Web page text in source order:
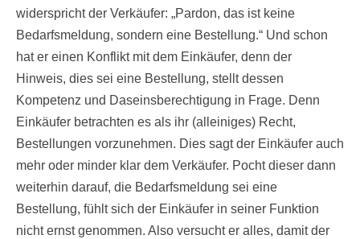
widerspricht der Verkäufer: „Pardon, das ist keine
Bedarfsmeldung, sondern eine Bestellung.“ Und schon
hat er einen Konflikt mit dem Einkäufer, denn der
Hinweis, dies sei eine Bestellung, stellt dessen
Kompetenz und Daseinsberechtigung in Frage. Denn
Einkäufer betrachten es als ihr (alleiniges) Recht,
Bestellungen vorzunehmen. Dies sagt der Einkäufer auch
mehr oder minder klar dem Verkäufer. Pocht dieser dann
weiterhin darauf, die Bedarfsmeldung sei eine
Bestellung, fühlt sich der Einkäufer in seiner Funktion
nicht ernst genommen. Also versucht er alles, damit der